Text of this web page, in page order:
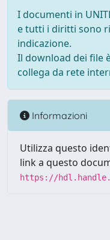
I documenti in
e tutti i diritti sono
indicazione.
Il download dei file
collega da rete
Informazioni
Utilizza questo
link a questo
https://